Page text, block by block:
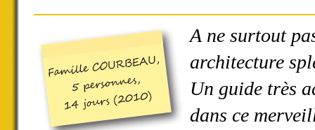
A ne surtout
architecture
Un guide très
dans ce